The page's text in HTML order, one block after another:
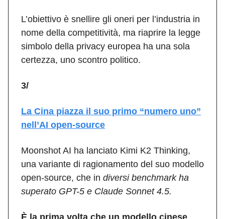
L’obiettivo è snellire gli oneri per l’industria in
nome della competitività, ma riaprire la legge
simbolo della privacy europea ha una sola
certezza, uno scontro politico.
3/
La Cina piazza il suo primo “numero uno”
nell’AI open-source
Moonshot AI ha lanciato Kimi K2 Thinking,
una variante di ragionamento del suo modello
open-source, che in diversi benchmark ha
superato GPT-5 e Claude Sonnet 4.5.
È la prima volta che un modello cinese,